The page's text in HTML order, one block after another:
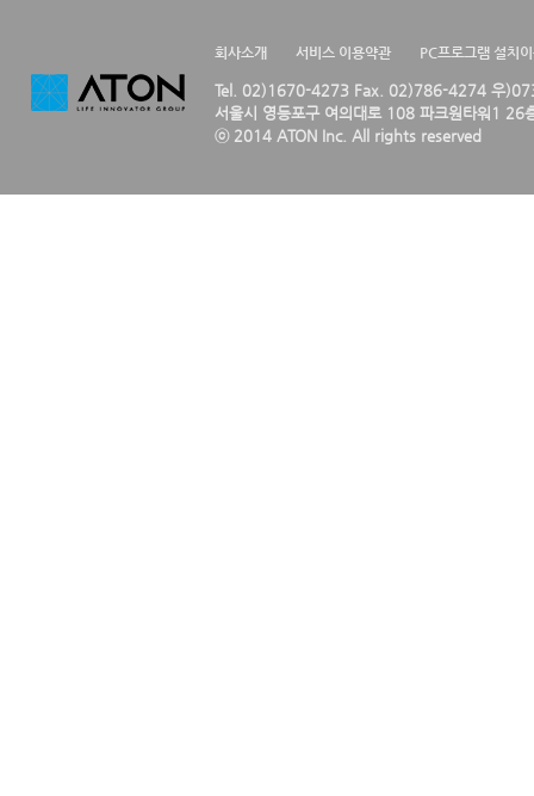
회사소개 서비스 이용약관 PC프로그램 설치
Tel. 02)1670-4273 Fax. 02)786-4274 우
서울시 영등포구 여의대로 108 파크원타워1 26
ⓒ 2014 ATON Inc. All rights reserved